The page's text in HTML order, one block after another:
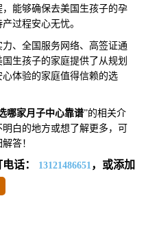
能够确保去美国生孩子的孕
过程安心无忧。
、全国服务网络、高签证通
生孩子的家庭提供了从规划
体验的家庭值得信赖的选
哪家月子中心靠谱”的相关介
白的地方或想了解更多，可
答！
话： 13121486651，或添加